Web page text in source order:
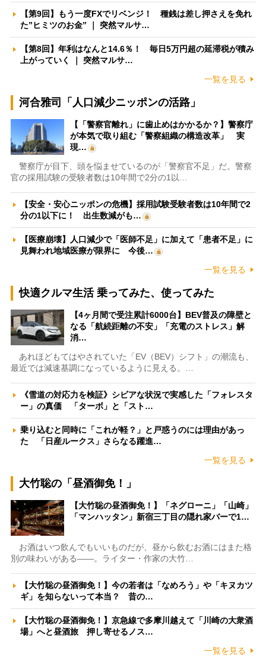
【第9回】もう一度FXでリベンジ！ 種銭は差し押さえを免れ
た”ヒミツのお金” ｜ 突然マルサ…
【第8回】年利はなんと14.6％！ 毎日5万円超の延滞税が積み
上がっていく ｜ 突然マルサ…
一覧を見る
河合雅司「人口減少ニッポンの活路」
【「警察官離れ」に歯止めはかかるか？】警察庁
が本気で取り組む「警察組織の構造改革」 実
現…
警察庁が目下、頭を悩ませているのが「警察官不足」だ。警察
官の採用試験の受験者数は10年間で2分の1以…
【安全・安心ニッポンの危機】採用試験受験者数は10年間で2
分の1以下に！ 出生数減がも…
【医療崩壊】人口減少で「医師不足」に加えて「患者不足」に
見舞われ地域医療が限界に 今後…
一覧を見る
快適クルマ生活 乗ってみた、使ってみた
【4ヶ月間で受注累計6000台】BEV普及の障壁と
なる「航続距離の不安」「充電のストレス」解
消…
あれほどもてはやされていた「EV（BEV）シフト」の潮流も、
最近では減速基調になっているように見える。…
《雪道の対応力を検証》シビアな状況で実感した「フォレスタ
ー」の真価 「ターボ」と「スト…
乗り込むと同時に「これが軽？」と戸惑うのには理由があっ
た 「日産ルークス」さらなる躍進…
一覧を見る
大竹聡の「昼酒御免！」
【大竹聡の昼酒御免！】「ネグローニ」「山崎」
「マンハッタン」新宿三丁目の隠れ家バーで1…
お酒はいつ飲んでもいいものだが、昼から飲むお酒にはまた格
別の味わいがある――。ライター・作家の大竹…
【大竹聡の昼酒御免！】今の若者は「なめろう」や「キヌカツ
ギ」を知らないって本当？ 昔の…
【大竹聡の昼酒御免！】京急線で多摩川越えて「川崎の大衆酒
場」へと昼酒旅 押し寄せるノス…
一覧を見る